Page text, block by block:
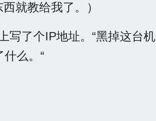
就教给我了。）
写了个IP地址。“黑掉这台
么。“